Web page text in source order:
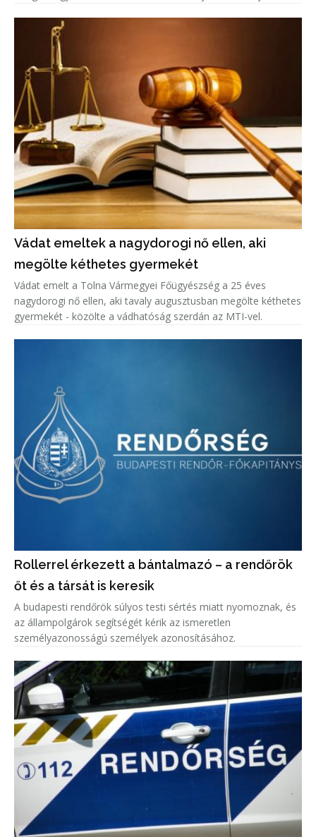
Vádat emeltek a nagydorogi nő ellen, aki
megölte kéthetes gyermekét
Vádat emelt a Tolna Vármegyei Főügyészség a 25 éves
nagydorogi nő ellen, aki tavaly augusztusban megölte kéthetes
gyermekét - közölte a vádhatóság szerdán az MTI-vel.
Rollerrel érkezett a bántalmazó – a rendőrök
őt és a társát is keresik
A budapesti rendőrök súlyos testi sértés miatt nyomoznak, és
az állampolgárok segítségét kérik az ismeretlen
személyazonosságú személyek azonosításához.